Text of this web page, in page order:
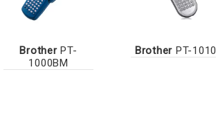
BrotherPT-
1000BM
Brother PT-1010